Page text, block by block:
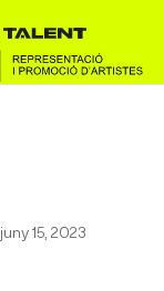
juny 15, 2023